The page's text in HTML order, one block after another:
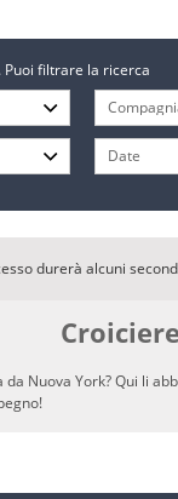
filtrare la ricerca
durerà alcuni
Nuova York? Qui li